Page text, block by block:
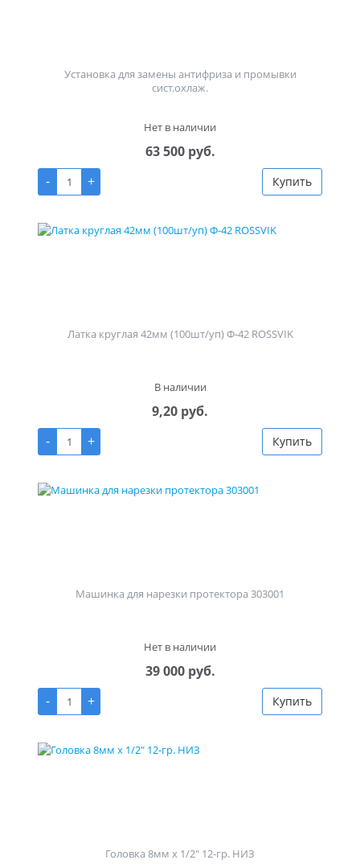
Установка для замены антифриза и промывки
сист.охлаж.
Нет в наличии
63 500 руб.
-
+ Купить
Латка круглая 42мм (100шт/уп) Ф-42 ROSSVIK
В наличии
9,20 руб.
-
+ Купить
Машинка для нарезки протектора 303001
Нет в наличии
39 000 руб.
-
+ Купить
Головка 8мм х 1/2" 12-гр. НИЗ